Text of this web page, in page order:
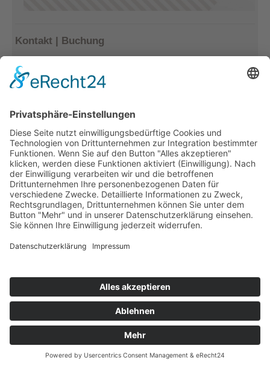
Kontakt | Buchung
Tel.: 033477–548940
info@archiv-heilpaedagogik.de
Kommende Veranstaltungen
INTERNATIONALES ARCHIV
FÜR HEILPÄDAGOGIK
Emil E. Kobi Institut
Platz der Jugend 4
info@archiv-heilpaedagogik.de
Öffnungszeiten:
von 10:00 – 16:00 Uhr